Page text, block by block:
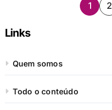
Posts
1 2
Links
Quem somos
Todo o conteúdo